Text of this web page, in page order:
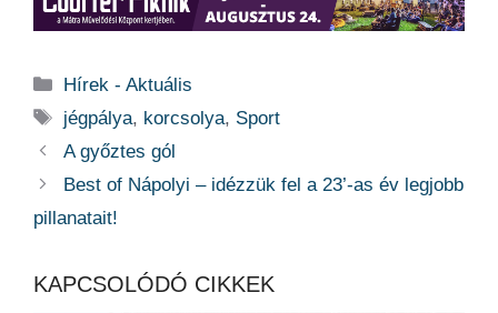
Kategória
Hírek - Aktuális
Címkék
jégpálya, korcsolya, Sport
A győztes gól
Best of Nápolyi – idézzük fel a 23’-as év legjobb
pillanatait!
KAPCSOLÓDÓ CIKKEK